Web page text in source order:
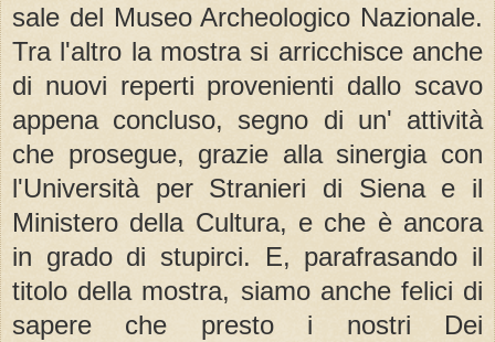
sale del Museo Archeologico Nazionale.
Tra l'altro la mostra si arricchisce anche
di nuovi reperti provenienti dallo scavo
appena concluso, segno di un' attività
che prosegue, grazie alla sinergia con
l'Università per Stranieri di Siena e il
Ministero della Cultura, e che è ancora
in grado di stupirci. E, parafrasando il
titolo della mostra, siamo anche felici di
sapere che presto i nostri Dei